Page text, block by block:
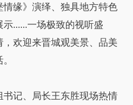
情缘》演绎、独具地方特色
......一场极致的视听盛
欢迎来晋城观美景、品美
记、局长王东胜现场热情